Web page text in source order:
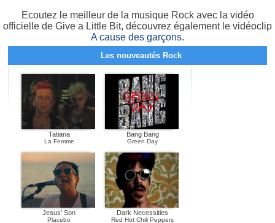
Ecoutez le meilleur de la musique Rock avec la vidéo
officielle de Give a Little Bit, découvrez également le vidéoclip
A cause des garçons.
Les nouveautés Rock
Tatiana
La Femme
Bang Bang
Green Day
Jesus’ Son
Placebo
Dark Necessities
Red Hot Chili Peppers